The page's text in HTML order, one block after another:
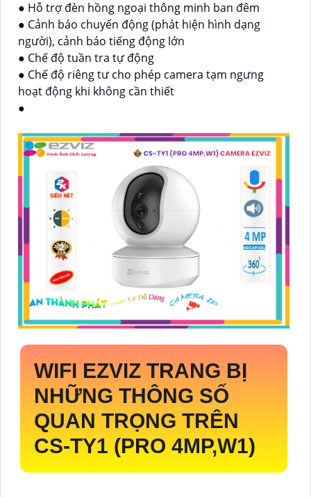
● Hỗ trợ đèn hồng ngoại thông minh ban đêm
● Cảnh báo chuyển động (phát hiện hình dạng
người), cảnh báo tiếng động lớn
● Chế độ tuần tra tự động
● Chế độ riêng tư cho phép camera tạm ngưng
hoạt động khi không cần thiết
●
WIFI EZVIZ TRANG BỊ
NHỮNG THÔNG SỐ
QUAN TRỌNG TRÊN
CS-TY1 (PRO 4MP,W1)